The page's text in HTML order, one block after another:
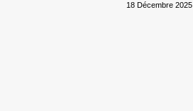
18 Décembre 2025